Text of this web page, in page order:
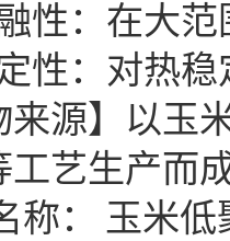
性：在大范
性：对热
来源】以玉
艺生产而成
称：
玉米低